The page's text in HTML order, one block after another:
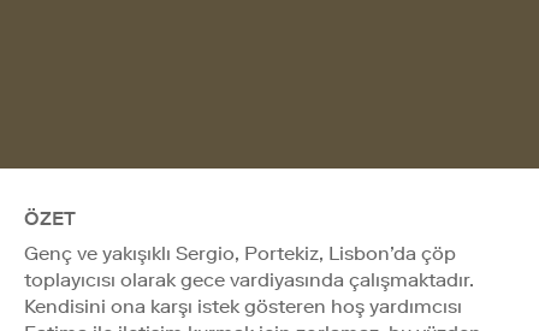
ÖZET
Genç ve yakışıklı Sergio, Portekiz, Lisbon’da çöp
toplayıcısı olarak gece vardiyasında çalışmaktadır.
Kendisini ona karşı istek gösteren hoş yardımcısı